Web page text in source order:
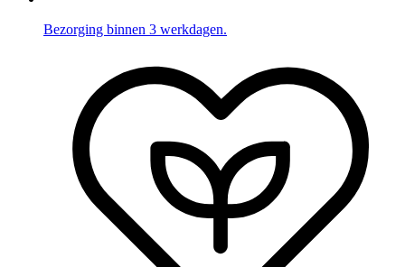
Bezorging binnen 3 werkdagen.